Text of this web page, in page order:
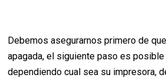
Debemos asegurarnos primero de
apagada, el siguiente paso es
dependiendo cual sea su impresora,